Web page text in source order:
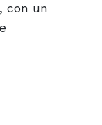
con un